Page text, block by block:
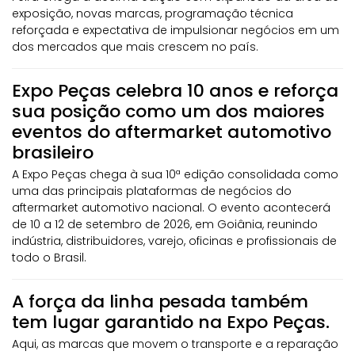
exposição, novas marcas, programação técnica
reforçada e expectativa de impulsionar negócios em um
dos mercados que mais crescem no país.
Expo Peças celebra 10 anos e reforça
sua posição como um dos maiores
eventos do aftermarket automotivo
brasileiro
A Expo Peças chega à sua 10ª edição consolidada como
uma das principais plataformas de negócios do
aftermarket automotivo nacional. O evento acontecerá
de 10 a 12 de setembro de 2026, em Goiânia, reunindo
indústria, distribuidores, varejo, oficinas e profissionais de
todo o Brasil.
A força da linha pesada também
tem lugar garantido na Expo Peças.
Aqui, as marcas que movem o transporte e a reparação